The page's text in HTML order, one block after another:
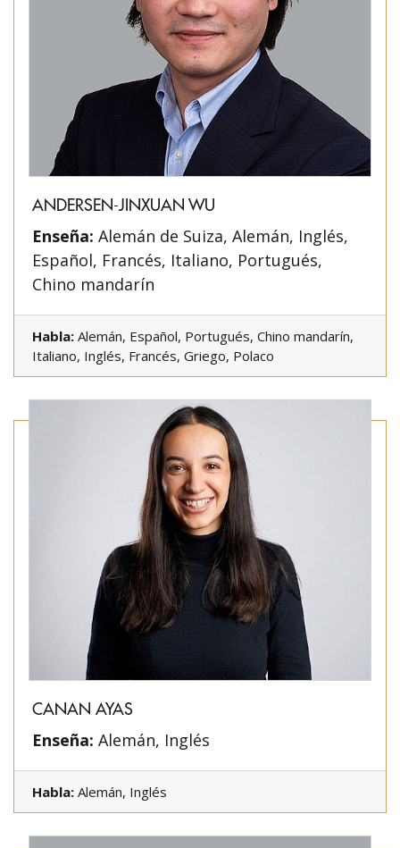
ANDERSEN-JINXUAN WU
Enseña: Alemán de Suiza, Alemán, Inglés,
Español, Francés, Italiano, Portugués,
Chino mandarín
Habla: Alemán, Español, Portugués, Chino mandarín,
Italiano, Inglés, Francés, Griego, Polaco
CANAN AYAS
Enseña: Alemán, Inglés
Habla: Alemán, Inglés